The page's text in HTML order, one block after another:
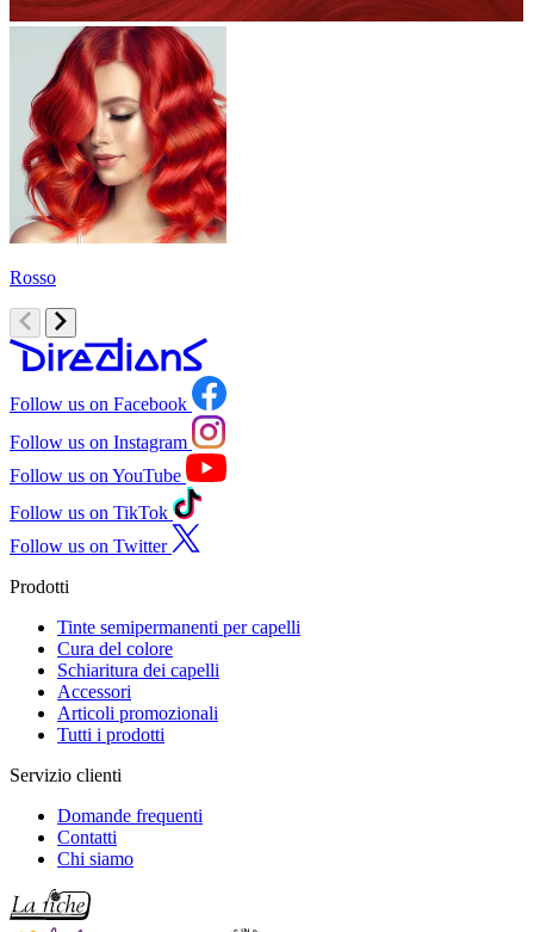
Rosso
Follow us on Facebook
Follow us on Instagram
Follow us on YouTube
Follow us on TikTok
Follow us on Twitter
Prodotti
Tinte semipermanenti per capelli
Cura del colore
Schiaritura dei capelli
Accessori
Articoli promozionali
Tutti i prodotti
Servizio clienti
Domande frequenti
Contatti
Chi siamo